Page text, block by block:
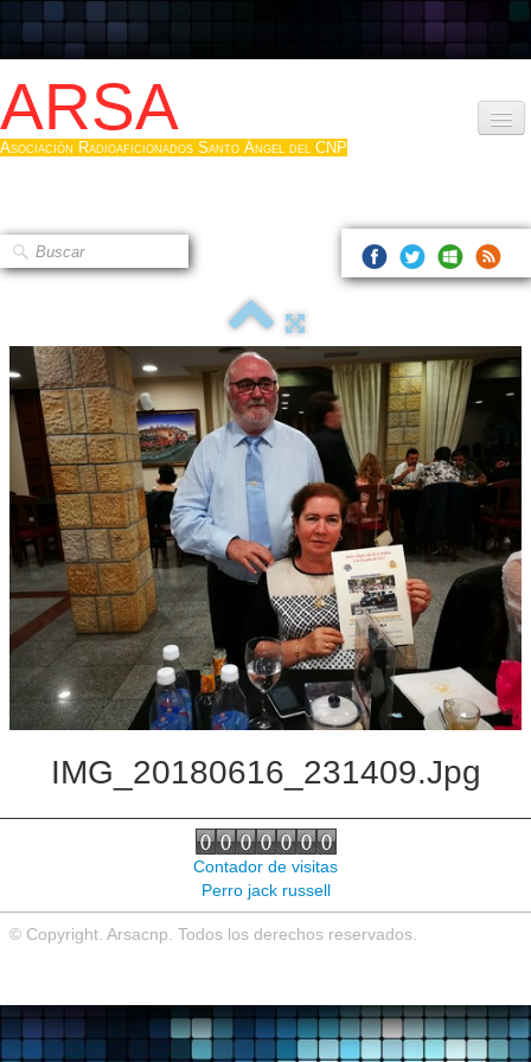
ARSA
Asociación Radioaficionados Santo Ángel del CNP
Que es la ARSA
Hacerse socio
Log diploma en Pdf
Fotos▼
Sistemas Digitales
Noticias de interés
Contacto
IMG_20180616_231409.jpg
Contador de visitas
Perro jack russell
© Copyright. Arsacnp. Todos los derechos reservados.